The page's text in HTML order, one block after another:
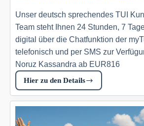
Unser deutsch sprechendes TUI
Team steht Ihnen 24 Stunden, 7
digital über die Chatfunktion der
telefonisch und per SMS zur
Noruz Kassandra ab EUR816
Hier zu den Details
Noruz
Tui.com